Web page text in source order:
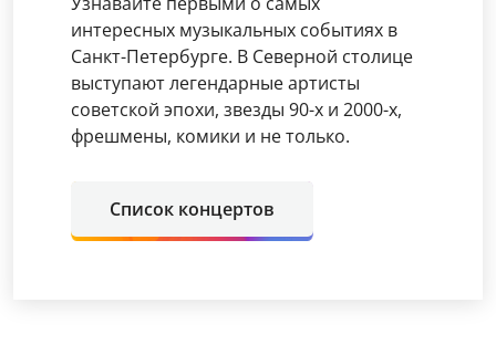
интересных музыкальных событиях в
Санкт-Петербурге. В Северной столице
выступают легендарные артисты
советской эпохи, звезды 90-х и 2000-х,
фрешмены, комики и не только.
Список концертов